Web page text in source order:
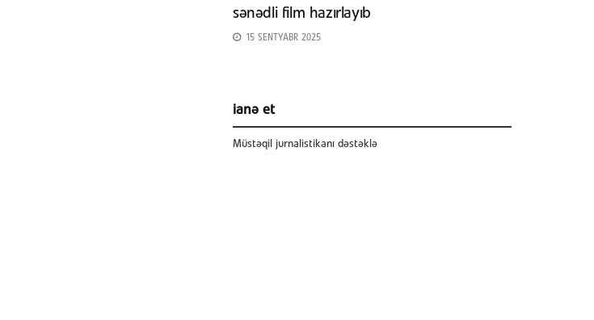
sənədli film hazırlayıb
15 SENTYABR 2025
ianə et
Müstəqil jurnalistikanı dəstəklə